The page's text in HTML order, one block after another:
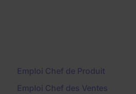
Emploi Chef de Produit
Emploi Chef des Ventes